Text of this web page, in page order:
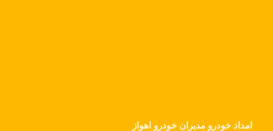
امداد خودرو مدیران خودرو اهواز